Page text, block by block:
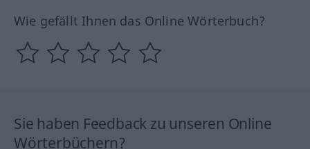
Wie gefällt Ihnen das Online Wörterbuch?
Sie haben Feedback zu unseren Online
Wörterbüchern?